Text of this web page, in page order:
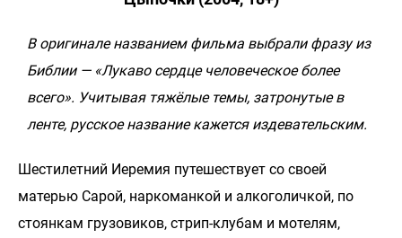
В оригинале названием фильма выбрали фразу из
Библии — «Лукаво сердце человеческое более
всего». Учитывая тяжёлые темы, затронутые в
ленте, русское название кажется издевательским.
Шестилетний Иеремия путешествует со своей
матерью Сарой, наркоманкой и алкоголичкой, по
стоянкам грузовиков, стрип-клубам и мотелям,